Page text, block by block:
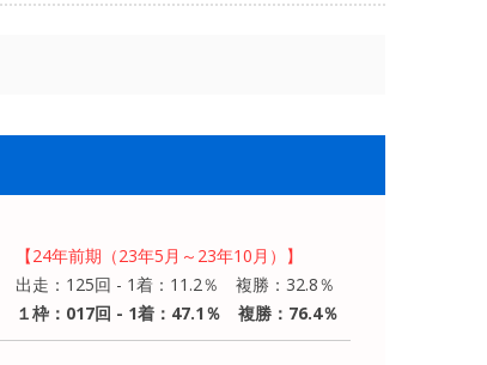
【24年前期（23年5月～23年10月）】
出走：125回 - 1着：11.2％ 複勝：32.8％
１枠：017回 - 1着：47.1％ 複勝：76.4％